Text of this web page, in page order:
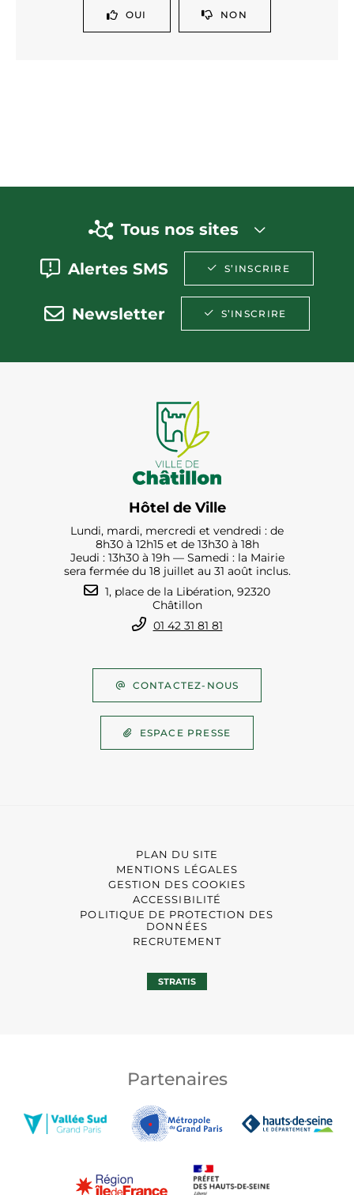
OUI NON
Tous nos sites
Alertes SMS S’INSCRIRE
Newsletter S’INSCRIRE
Hôtel de Ville
Lundi, mardi, mercredi et vendredi : de
8h30 à 12h15 et de 13h30 à 18h
Jeudi : 13h30 à 19h — Samedi : la Mairie
sera fermée du 18 juillet au 31 août inclus.
1, place de la Libération, 92320
Châtillon
01 42 31 81 81
CONTACTEZ-NOUS
ESPACE PRESSE
PLAN DU SITE
MENTIONS LÉGALES
GESTION DES COOKIES
ACCESSIBILITÉ
POLITIQUE DE PROTECTION DES
DONNÉES
RECRUTEMENT
STRATIS
Partenaires